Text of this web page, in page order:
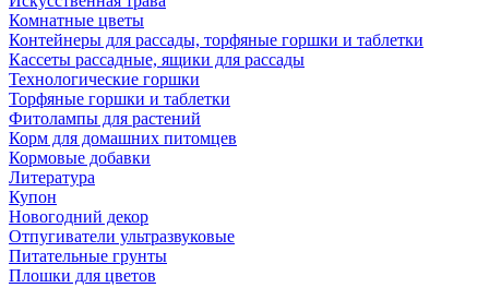
Комнатные цветы
Контейнеры для рассады, торфяные горшки и таблетки
Кассеты рассадные, ящики для рассады
Технологические горшки
Торфяные горшки и таблетки
Фитолампы для растений
Корм для домашних питомцев
Кормовые добавки
Литература
Купон
Новогодний декор
Отпугиватели ультразвуковые
Питательные грунты
Плошки для цветов